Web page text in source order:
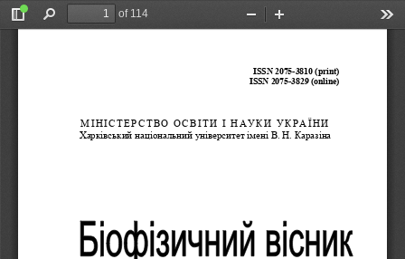
Toggle
Find
of 114
Zoom
ISSN 2075-3810 (print)
ISSN 2075-3829 (online)
МІНІСТЕРСТВО ОСВІТИ І НАУКИ УКРАЇНИ
Харківський національний університет імені В. Н. Каразіна